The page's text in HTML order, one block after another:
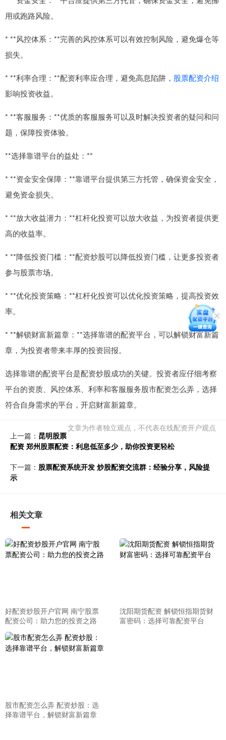
用或跑路风险。
* **风控体系：**完善的风控体系可以有效控制风险，避免爆仓等
损失。
* **利率合理：**配资利率应合理，避免高息陷阱， 股票配资介绍
影响投资收益。
* **客服服务：**优质的客服服务可以及时解决投资者的疑问和问
题，保障投资体验。
**选择靠谱平台的益处：**
* **资金安全保障：**靠谱平台提供第三方托管，确保资金安全，
避免资金损失。
* **放大收益潜力：**杠杆化投资可以放大收益，为投资者提供更
高的收益率。
* **降低投资门槛：**配资炒股可以降低投资门槛，让更多投资者
参与股票市场。
* **优化投资策略：**杠杆化投资可以优化投资策略，提高投资效
率。
* **解锁财富新篇章：**选择靠谱的配资平台，可以解锁财富新篇
章，为投资者带来丰厚的投资回报。
选择靠谱的配资平台是配资炒股成功的关键。投资者应仔细考察
平台的资质、风控体系、利率和客服服务股市配资怎么弄，选择
符合自身需求的平台，开启财富新篇章。
文章为作者独立观点，不代表在线配资开户观点
上一篇： 昆明股票
配资 郑州股票配资：利息低至多少，助你投资更轻松
下一篇： 股票配资系统开发 炒股配资交流群：经验分享，风险提
示
相关文章
好配资炒股开户官网 南宁股票
配资公司：助力您的投资之路
沈阳期货配资 解锁恒指期货财
富密码：选择可靠配资平台
股市配资怎么弄 配资炒股：选
择靠谱平台，解锁财富新篇章